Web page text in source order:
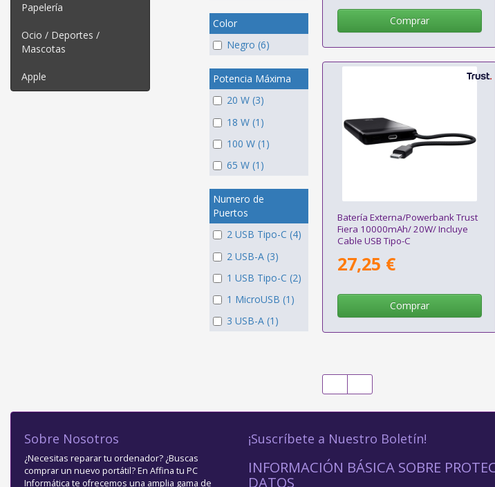
Papelería
Ocio / Deportes /
Mascotas
Apple
Color
Negro (6)
Potencia Máxima
20 W (3)
18 W (1)
100 W (1)
65 W (1)
Numero de
Puertos
2 USB Tipo-C (4)
2 USB-A (3)
1 USB Tipo-C (2)
1 MicroUSB (1)
3 USB-A (1)
Comprar
Batería Externa/Powerbank Trust
Fiera 10000mAh/ 20W/ Incluye
Cable USB Tipo-C
27,25 €
Comprar
Sobre Nosotros
¿Necesitas reparar tu ordenador? ¿Buscas
comprar un nuevo portátil? En Affina tu PC
Informática te ofrecemos una amplia gama de
¡Suscríbete a Nuestro Boletín!
INFORMACIÓN BÁSICA SOBRE
DATOS